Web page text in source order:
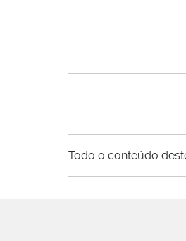
Todo o conteúdo